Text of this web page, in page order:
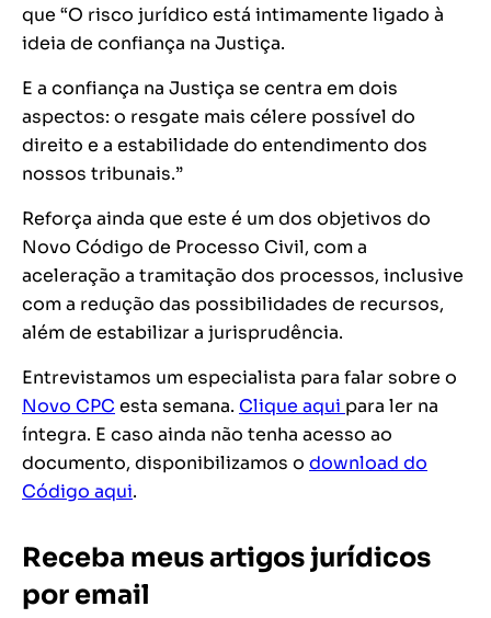
que “O risco jurídico está intimamente ligado à
ideia de confiança na Justiça.
E a confiança na Justiça se centra em dois
aspectos: o resgate mais célere possível do
direito e a estabilidade do entendimento dos
nossos tribunais.”
Reforça ainda que este é um dos objetivos do
Novo Código de Processo Civil, com a
aceleração a tramitação dos processos, inclusive
com a redução das possibilidades de recursos,
além de estabilizar a jurisprudência.
Entrevistamos um especialista para falar sobre o
Novo CPC esta semana. Clique aqui para ler na
íntegra. E caso ainda não tenha acesso ao
documento, disponibilizamos o download do
Código aqui.
Receba meus artigos jurídicos
por email